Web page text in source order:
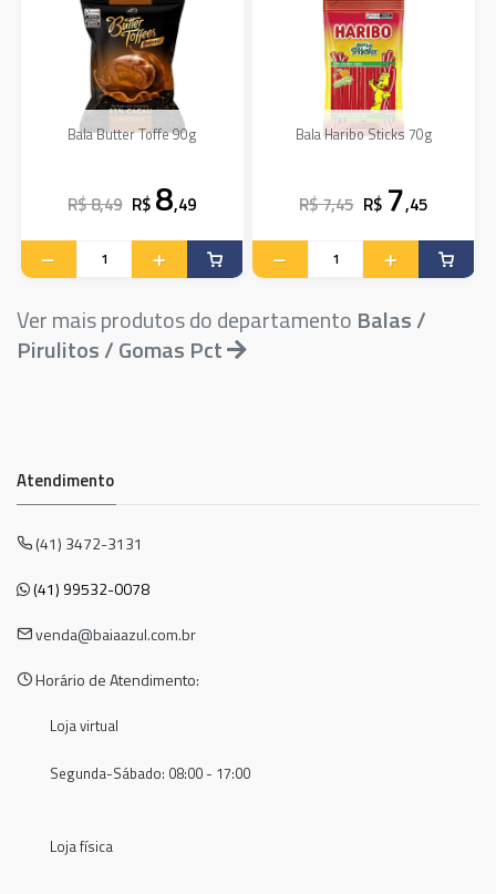
Bala Butter Toffe 90g
R$ 8,49 R$ 8,49
Bala Haribo Sticks 70g
R$ 7,45 R$ 7,45
Ver mais produtos do departamento Balas /
Pirulitos / Gomas Pct
Atendimento
(41) 3472-3131
(41) 99532-0078
venda@baiaazul.com.br
Horário de Atendimento:
Loja virtual
Segunda-Sábado: 08:00 - 17:00
Loja física